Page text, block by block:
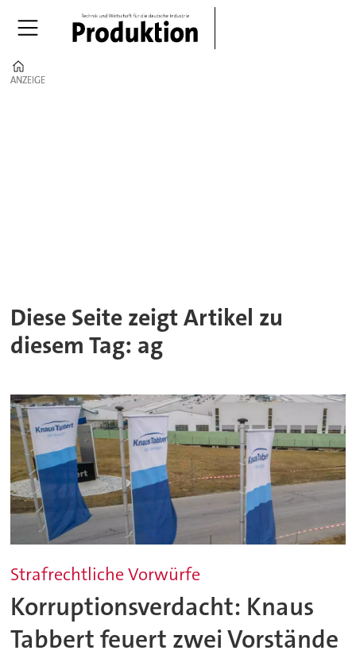
ANZEIGE
ANZEIGE
Diese Seite zeigt Artikel zu
diesem Tag: ag
Strafrechtliche Vorwürfe
Korruptionsverdacht: Knaus
Tabbert feuert zwei Vorstände